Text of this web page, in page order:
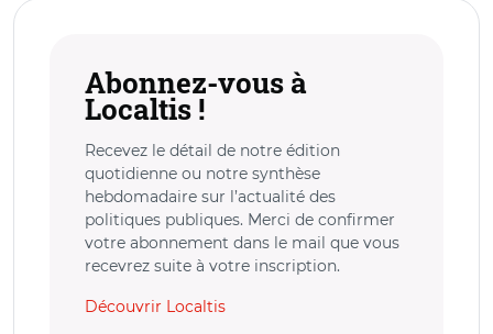
Abonnez-vous à
Localtis !
Recevez le détail de notre édition
quotidienne ou notre synthèse
hebdomadaire sur l’actualité des
politiques publiques. Merci de confirmer
votre abonnement dans le mail que vous
recevrez suite à votre inscription.
Découvrir Localtis